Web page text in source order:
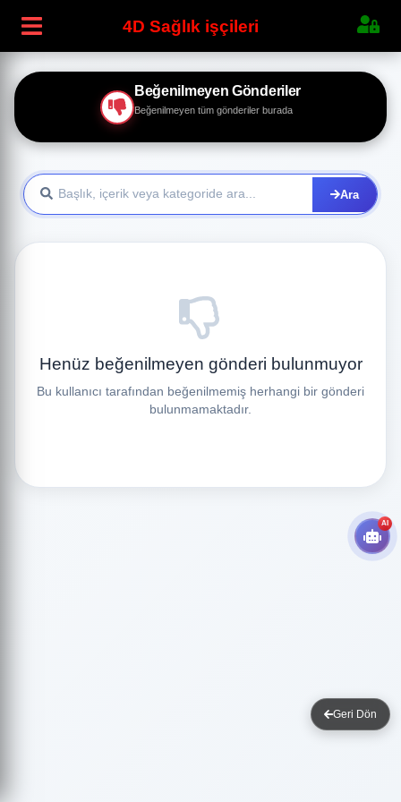
4D Sağlık işçileri
AI
Beğenilmeyen Gönderiler
Beğenilmeyen tüm gönderiler burada
Ara
Henüz beğenilmeyen gönderi bulunmuyor
Bu kullanıcı tarafından beğenilmemiş herhangi bir gönderi
bulunmamaktadır.
Geri Dön